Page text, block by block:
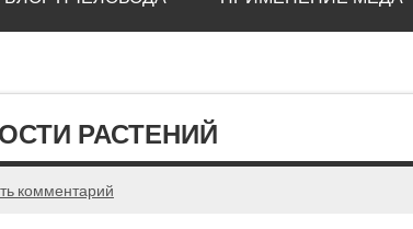
РАСТЕНИЙ
комментарий